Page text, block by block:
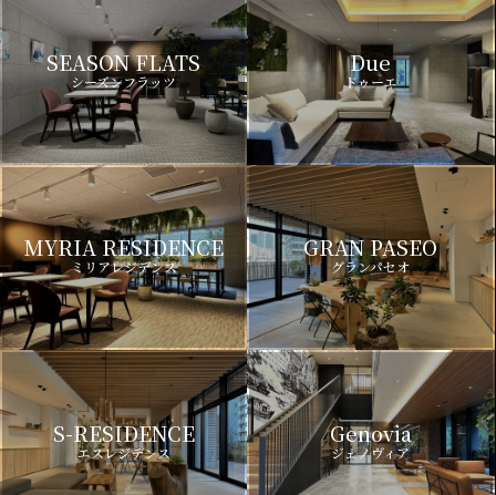
SEASON FLATS
シーズンフラッツ
Due
ドゥーエ
MYRIA RESIDENCE
ミリアレジデンス
GRAN PASEO
グランパセオ
S-RESIDENCE
エスレジデンス
Genovia
ジェノヴィア